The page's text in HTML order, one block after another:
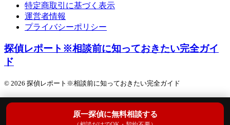
原一探偵に無料相談する
特定商取引に基づく表示
運営者情報
プライバシーポリシー
探偵レポート※相談前に知っておきたい完全ガイ
ド
© 2026 探偵レポート※相談前に知っておきたい完全ガイド